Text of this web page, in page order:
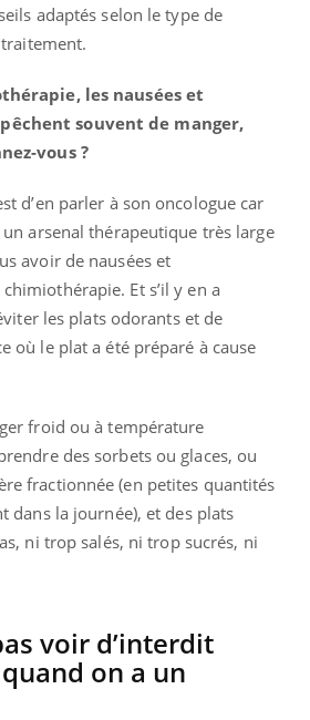
adaptés selon le type de
les nausées et
souvent de manger,
vous ?
d’en parler à son oncologue car
arsenal thérapeutique très large
avoir de nausées et
Et s’il y en a
les plats odorants et de
où le plat a été préparé à cause
froid ou à température
des sorbets ou glaces, ou
fractionnée (en petites quantités
dans la journée), et des plats
ni trop salés, ni trop sucrés, ni
voir d’interdit
on a un